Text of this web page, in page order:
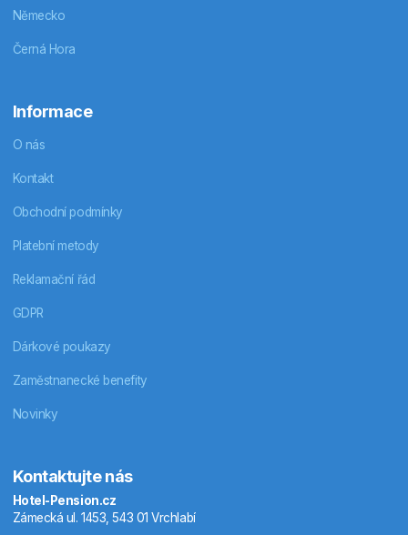
Německo
Černá Hora
Informace
O nás
Kontakt
Obchodní podmínky
Platební metody
Reklamační řád
GDPR
Dárkové poukazy
Zaměstnanecké benefity
Novinky
Kontaktujte nás
Hotel-Pension.cz
Zámecká ul. 1453, 543 01 Vrchlabí